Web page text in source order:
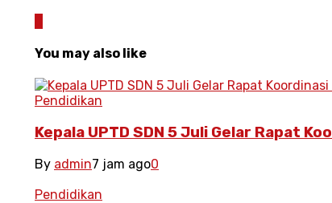
You may also like
Pendidikan
Kepala UPTD SDN 5 Juli Gelar Rapat
By admin7 jam ago0
Pendidikan